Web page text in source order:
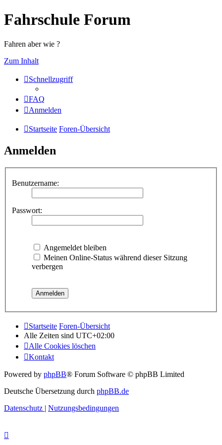
Fahrschule Forum
Fahren aber wie ?
Zum Inhalt
Schnellzugriff
FAQ
Anmelden
Startseite Foren-Übersicht
Anmelden
Benutzername:
Passwort:
Angemeldet bleiben
Meinen Online-Status während dieser Sitzung
verbergen
Startseite Foren-Übersicht
Alle Zeiten sind UTC+02:00
Alle Cookies löschen
Kontakt
Powered by phpBB® Forum Software © phpBB Limited
Deutsche Übersetzung durch phpBB.de
Datenschutz | Nutzungsbedingungen